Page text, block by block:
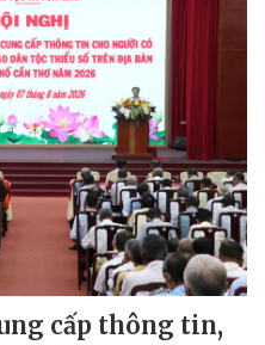
cấp thông tin,